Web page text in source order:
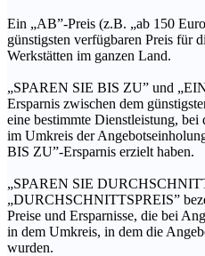
Ein „AB”-Preis (z.B. „ab 150
günstigsten verfügbaren Preis für
Werkstätten im ganzen Land.
„SPAREN SIE BIS ZU” und
Ersparnis zwischen dem
eine bestimmte Dienstleistung,
im Umkreis der
BIS ZU”-Ersparnis erzielt haben.
„SPAREN SIE
„DURCHSCHNITTSPREIS”
Preise und Ersparnisse, die bei
in dem Umkreis, in dem die
wurden.